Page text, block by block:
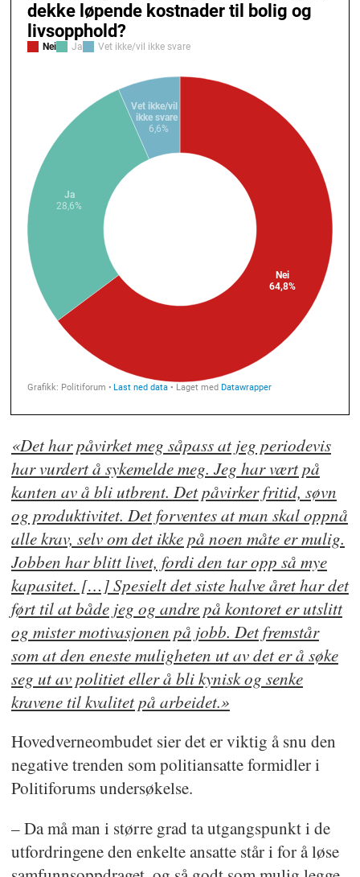
«Det har påvirket meg såpass at jeg periodevis
har vurdert å sykemelde meg. Jeg har vært på
kanten av å bli utbrent. Det påvirker fritid, søvn
og produktivitet. Det forventes at man skal oppnå
alle krav, selv om det ikke på noen måte er mulig.
Jobben har blitt livet, fordi den tar opp så mye
kapasitet. […] Spesielt det siste halve året har det
ført til at både jeg og andre på kontoret er utslitt
og mister motivasjonen på jobb. Det fremstår
som at den eneste muligheten ut av det er å søke
seg ut av politiet eller å bli kynisk og senke
kravene til kvalitet på arbeidet.»
Hovedverneombudet sier det er viktig å snu den
negative trenden som politiansatte formidler i
Politiforums undersøkelse.
– Da må man i større grad ta utgangspunkt i de
utfordringene den enkelte ansatte står i for å løse